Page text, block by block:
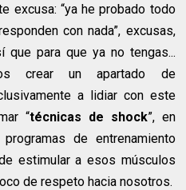
excusa: “ya he probado todo
con nada”, excusas,
que para que ya no tengas...
crear un apartado de
a lidiar con este
“técnicas de shock”, en
de entrenamiento
estimular a esos músculos
de respeto hacia nosotros.